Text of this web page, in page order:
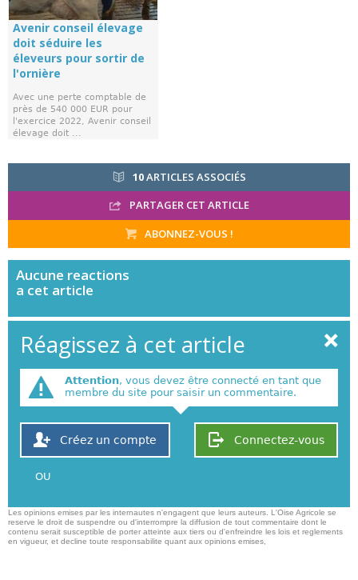
Avenir conseil élevage
doit séduire les
éleveurs pour sortir de
l'ornière
Avec une perte comptable de
près de 540 000 EUR pour
l'exercice 2022, Avenir conseil
élevage doit ...
10ARTICLES ASSOCIÉS
PARTAGER CET ARTICLE
ABONNEZ-VOUS !
Aucune reactions
a cet article
Réagissez à cet article
Attention, vous devez être connecté en tant que
membre du site pour saisir un commentaire.
Connectez-vous
Créez un compte
OU
Les opinions emises par les internautes n'engagent que leurs auteurs. L'Oise Agricole se
reserve le droit de suspendre ou d'interrompre la diffusion de tout commentaire dont le
contenu serait susceptible de porter atteinte aux tiers ou d'enfreindre les lois et reglements
en vigueur, et decline toute responsabilite quant aux opinions emises,